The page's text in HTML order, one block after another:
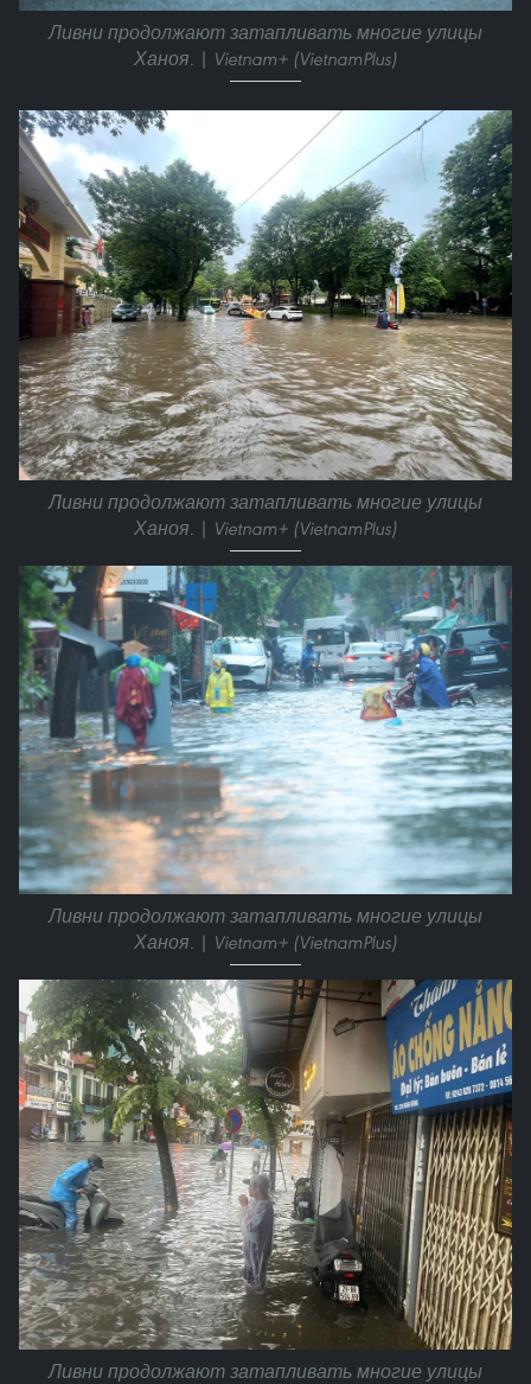
Ливни продолжают затапливать многие улицы
Ханоя. | Vietnam+ (VietnamPlus)
Ливни продолжают затапливать многие улицы
Ханоя. | Vietnam+ (VietnamPlus)
Ливни продолжают затапливать многие улицы
Ханоя. | Vietnam+ (VietnamPlus)
Ливни продолжают затапливать многие улицы